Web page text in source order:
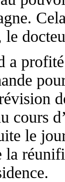
le
a
cours
le
la